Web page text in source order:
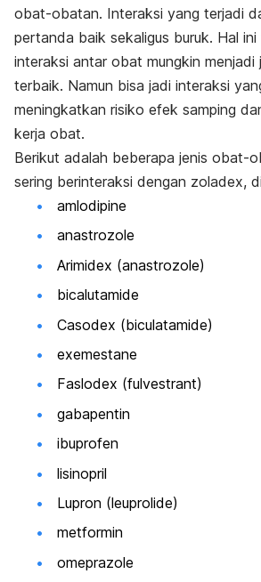
obat-obatan. Interaksi yang terjadi
pertanda baik sekaligus buruk. Hal
interaksi antar obat mungkin menjadi
terbaik. Namun bisa jadi interaksi
meningkatkan risiko efek samping
kerja obat.
Berikut adalah beberapa jenis obat-
sering berinteraksi dengan zoladex,
amlodipine
anastrozole
Arimidex (anastrozole)
bicalutamide
Casodex (biculatamide)
exemestane
Faslodex (fulvestrant)
gabapentin
ibuprofen
lisinopril
Lupron (leuprolide)
metformin
omeprazole